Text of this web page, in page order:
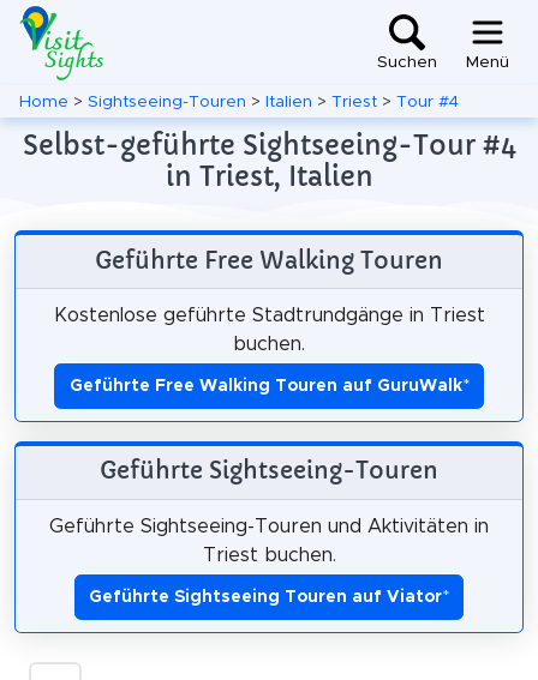
Suchen Menü
Home > Sightseeing-Touren > Italien > Triest > Tour #4
Selbst-geführte Sightseeing-Tour #4
in Triest, Italien
Geführte Free Walking Touren
Kostenlose geführte Stadtrundgänge in Triest
buchen.
Geführte Free Walking Touren auf GuruWalk*
Geführte Sightseeing-Touren
Geführte Sightseeing-Touren und Aktivitäten in
Triest buchen.
Geführte Sightseeing Touren auf Viator*